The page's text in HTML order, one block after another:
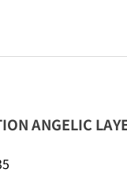
ANGELIC